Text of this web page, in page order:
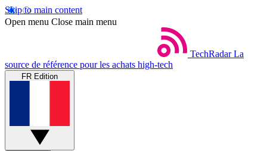
Skip to main content
Open menu Close main menu
TechRadar La
source de référence pour les achats high-tech
FR Edition